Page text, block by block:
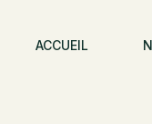
ACCUEIL